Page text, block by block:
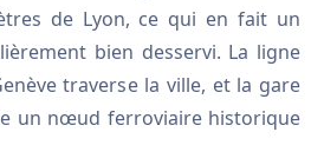
de Lyon, ce qui en fait un
bien desservi. La ligne
traverse la ville, et la gare
un nœud ferroviaire historique